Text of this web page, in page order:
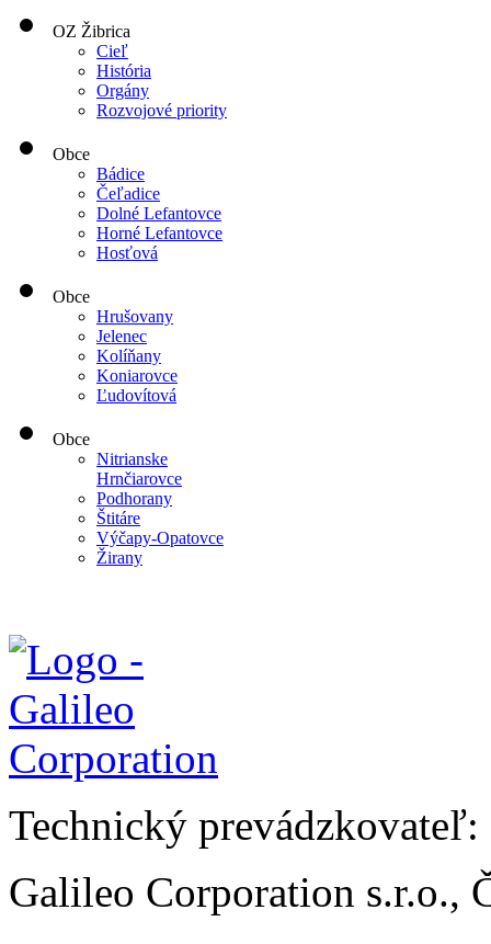
OZ Žibrica
Cieľ
História
Orgány
Rozvojové priority
Obce
Bádice
Čeľadice
Dolné Lefantovce
Horné Lefantovce
Hosťová
Obce
Hrušovany
Jelenec
Kolíňany
Koniarovce
Ľudovítová
Obce
Nitrianske
Hrnčiarovce
Podhorany
Štitáre
Výčapy-Opatovce
Žirany
Technický prevádzkovateľ:
Galileo Corporation s.r.o.,